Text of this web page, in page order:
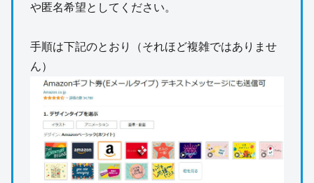
や匿名希望としてください。
手順は下記のとおり（それほど複雑ではありませ
ん）